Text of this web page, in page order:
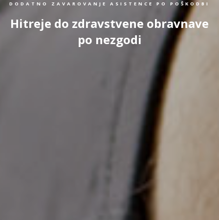
DODATNO ZAVAROVANJE ASISTENCE PO POŠKODBI
Hitreje do zdravstvene obravnave
po nezgodi